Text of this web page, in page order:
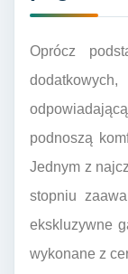
Oprócz
podnoszą
Jednym z
stopniu
ekskluzywne
wykonane z